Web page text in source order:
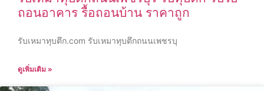
ถอนอาคาร รื้อถอนบ้าน ราคาถูก
รับเหมาทุบตึก.com รับเหมาทุบตึกถนนเพชรบุ
ดูเพิ่มเติม »